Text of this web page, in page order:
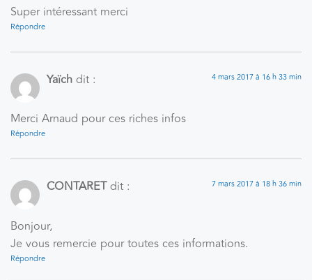
Super intéressant merci
Répondre
Yaïch dit : 4 mars 2017 à 16 h 33 min
Merci Arnaud pour ces riches infos
Répondre
CONTARET dit : 7 mars 2017 à 18 h 36 min
Bonjour,
Je vous remercie pour toutes ces informations.
Répondre